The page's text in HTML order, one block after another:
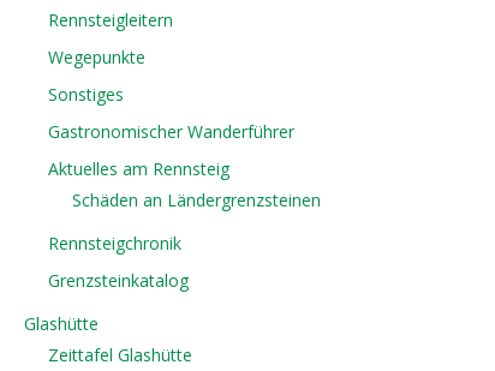
Rennsteigleitern
Wegepunkte
Sonstiges
Gastronomischer Wanderführer
Aktuelles am Rennsteig
Schäden an Ländergrenzsteinen
Rennsteigchronik
Grenzsteinkatalog
Glashütte
Zeittafel Glashütte